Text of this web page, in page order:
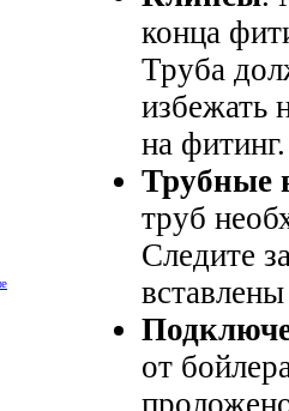
конца
Труба
избежать
на фитинг.
Трубные
труб
Следите
от